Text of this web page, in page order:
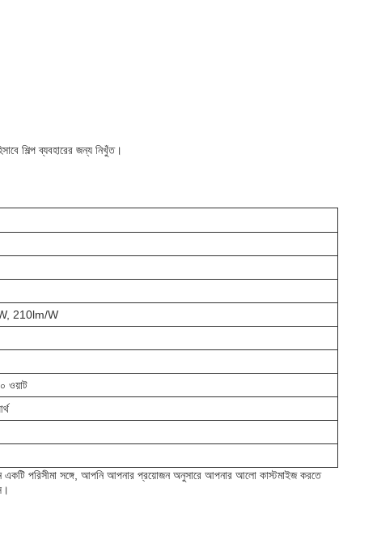
শিল্প ব্যবহারের জন্য নিখুঁত।
210lm/W
ওয়াট
একটি পরিসীমা সঙ্গে, আপনি আপনার প্রয়োজন অনুসারে আপনার আলো কাস্টমাইজ করতে